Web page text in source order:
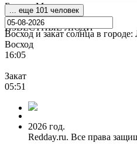
Бьянки Микеле
1883 - 1930 (46 лет)
ИЗВЕСТНЫЕ ЛЮДИ
... еще 101 человек
Восход и закат солнца в городе:
Восход
16:05
Закат
05:51
2026 год.
Redday.ru. Все права